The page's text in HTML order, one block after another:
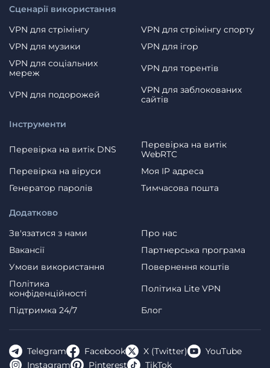
Сценарії використання
VPN для стрімінгу
VPN для стрімінгу спорту
VPN для музики
VPN для ігор
VPN для соціальних
мереж
VPN для торентів
VPN для подорожей
VPN для заблокованих
сайтів
Додатково
Зв'язатися з нами
Про нас
Вакансії
Партнерська програма
Умови використання
Повернення коштів
Політика
конфіденційності
Політика Lite VPN
Пiдтримка 24/7
Блог
Інструменти
Перевірка на витік DNS
Перевірка на витік
WebRTC
Перевірка на віруси
Моя IP адреса
Генератор паролів
Тимчасова пошта
Telegram Facebook X (Twitter)
YouTube
Instagram
Pinterest TikTok